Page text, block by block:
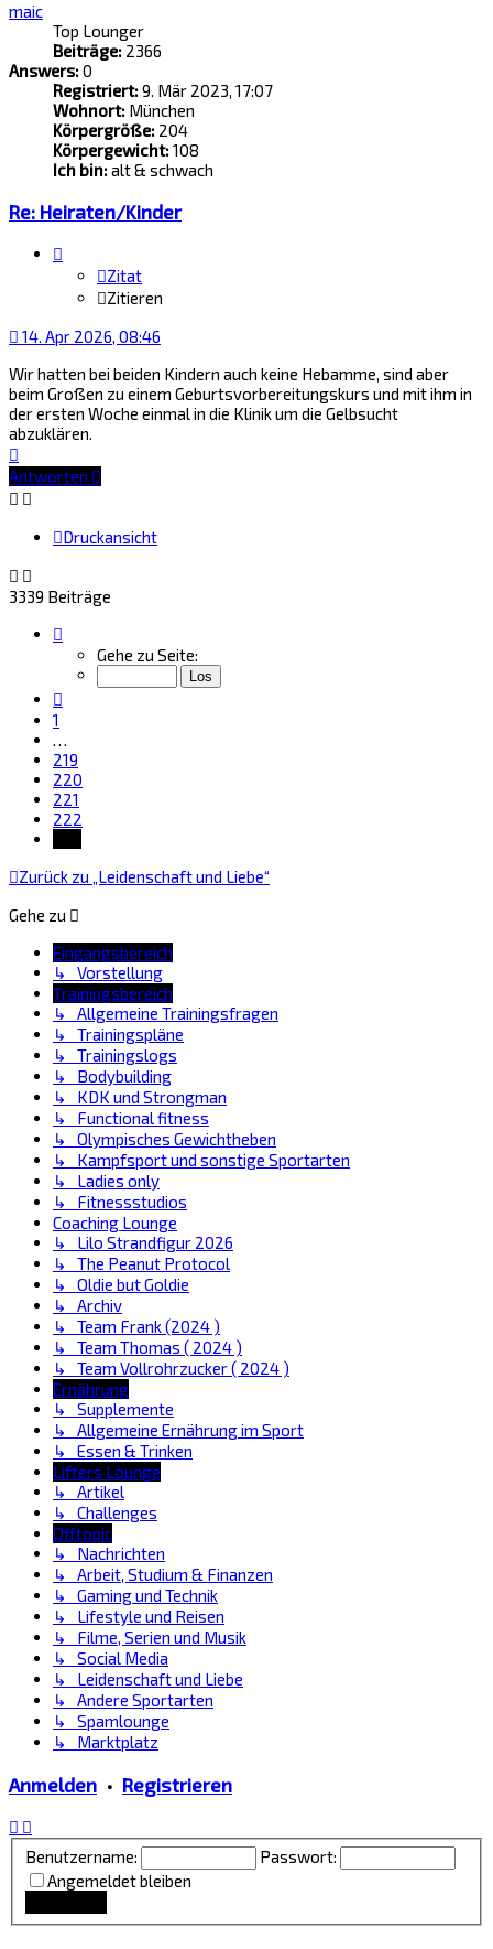
maic
Top Lounger
Beiträge: 2366
Answers:0
Registriert:9. Mär 2023, 17:07
Wohnort: München
Körpergröße: 204
Körpergewicht:108
Ich bin:alt & schwach
Re: Heiraten/Kinder
Zitat
Zitieren
14. Apr 2026, 08:46
Wir hatten bei beiden Kindern auch keine Hebamme, sind aber
beim Großen zu einem Geburtsvorbereitungskurs und mit ihm in
der ersten Woche einmal in die Klinik um die Gelbsucht
abzuklären.
oben
Antworten
Druckansicht
3339 Beiträge
223
von
Gehe zu Seite:
1
…
219
220
221
222
Zurück zu „Leidenschaft und Liebe“
Gehe zu
Eingangsbereich
↳ Vorstellung
Trainingsbereich
↳ Allgemeine Trainingsfragen
↳ Trainingspläne
↳ Trainingslogs
↳ Bodybuilding
↳ KDK und Strongman
↳ Functional fitness
↳ Olympisches Gewichtheben
↳ Kampfsport und sonstige Sportarten
↳ Ladies only
↳ Fitnessstudios
Coaching Lounge
↳ Lilo Strandfigur 2026
↳ The Peanut Protocol
↳ Oldie but Goldie
↳ Archiv
↳ Team Frank (2024 )
↳ Team Thomas ( 2024 )
↳ Team Vollrohrzucker ( 2024 )
Ernährung
↳ Supplemente
↳ Allgemeine Ernährung im Sport
↳ Essen & Trinken
Lifters Lounge
↳ Artikel
↳ Challenges
Offtopic
↳ Nachrichten
↳ Arbeit, Studium & Finanzen
↳ Gaming und Technik
↳ Lifestyle und Reisen
↳ Filme, Serien und Musik
↳ Social Media
↳ Leidenschaft und Liebe
↳ Andere Sportarten
↳ Spamlounge
↳ Marktplatz
Anmelden • Registrieren
Benutzername:
Passwort:
Angemeldet bleiben